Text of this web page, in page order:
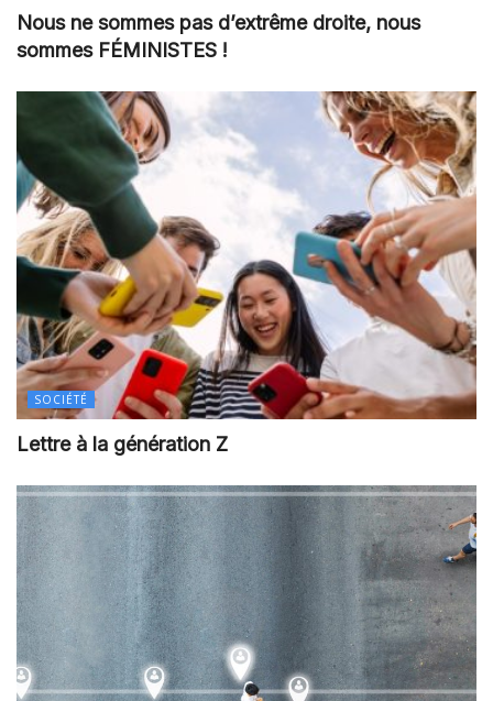
Nous ne sommes pas d’extrême droite, nous
sommes FÉMINISTES !
SOCIÉTÉ
Lettre à la génération Z